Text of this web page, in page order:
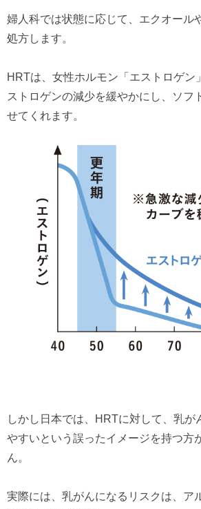
婦人科では状態に応じて、エクオール
処方します。
HRTは、女性ホルモン「エストロゲン
ストロゲンの減少を緩やかにし、ソフ
せてくれます。
しかし日本では、HRTに対して、乳が
やすいという誤ったイメージを持つ方
ん。
実際には、乳がんになるリスクは、ア